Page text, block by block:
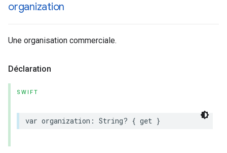
organization
Une organisation commerciale.
Déclaration
SWIFT
var organization : String? { get }